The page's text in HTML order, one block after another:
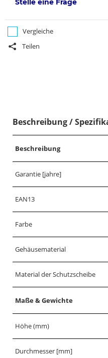
Stelle eine Frage
Vergleiche
Teilen
Beschreibung /
Beschreibung
Garantie [jahre]
EAN13
Farbe
Gehäusematerial
Material der Schutzscheibe
Maße & Gewichte
Höhe (mm)
Durchmesser [mm]